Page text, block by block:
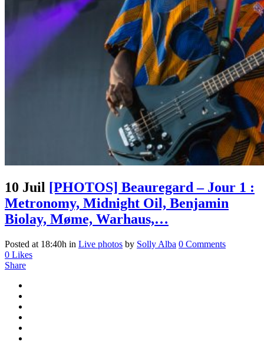
10 Juil [PHOTOS] Beauregard – Jour 1 :
Metronomy, Midnight Oil, Benjamin
Biolay, Møme, Warhaus,…
Posted at 18:40h in Live photos by Solly Alba 0 Comments
0 Likes
Share